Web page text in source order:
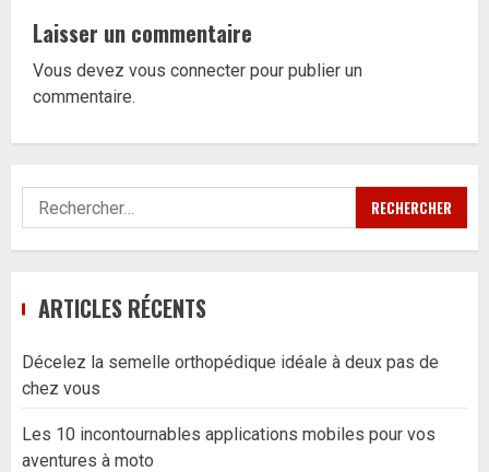
Laisser un commentaire
Vous devez vous connecter pour publier un
commentaire.
Rechercher :
ARTICLES RÉCENTS
Décelez la semelle orthopédique idéale à deux pas de
chez vous
Les 10 incontournables applications mobiles pour vos
aventures à moto